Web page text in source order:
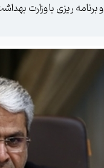
ریزی با وزارت